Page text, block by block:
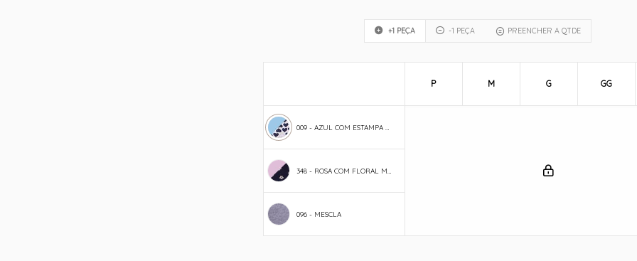
+1 PEÇA -1 PEÇA PREENCHER A QTDE
096 - MESCLA
P M G GG